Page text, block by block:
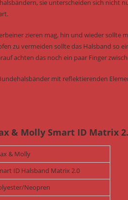
sie unterscheiden sich nicht
zieren mag, hin und wieder sollte
zu vermeiden sollte das Halsband so
achten das noch ein paar Finger
mit reflektierenden
& Molly Smart ID Matrix
& Molly
ID Halsband Matrix 2.0
Neopren